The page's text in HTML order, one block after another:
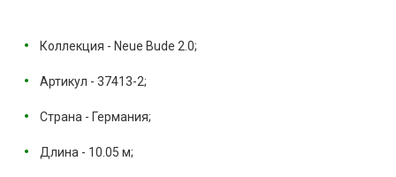
Коллекция - Neue Bude 2.0;
Артикул - 37413-2;
Страна - Германия;
Длина - 10.05 м;